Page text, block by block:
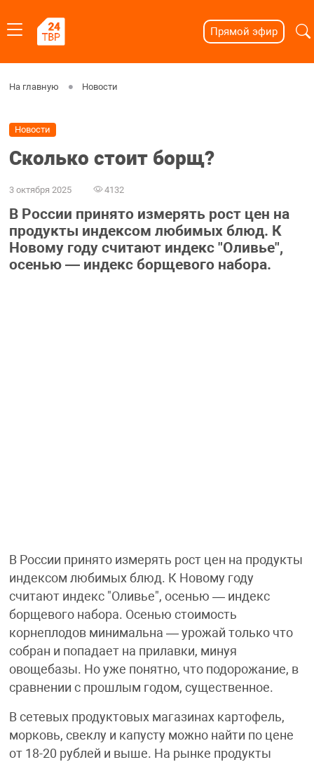
Прямой эфир
На главную Новости
Новости
Сколько стоит борщ?
3 октября 2025 4132
В России принято измерять рост цен на
продукты индексом любимых блюд. К
Новому году считают индекс "Оливье",
осенью — индекс борщевого набора.
В России принято измерять рост цен на продукты
индексом любимых блюд. К Новому году
считают индекс "Оливье", осенью — индекс
борщевого набора. Осенью стоимость
корнеплодов минимальна — урожай только что
собран и попадает на прилавки, минуя
овощебазы. Но уже понятно, что подорожание, в
сравнении с прошлым годом, существенное.
В сетевых продуктовых магазинах картофель,
морковь, свеклу и капусту можно найти по цене
от 18-20 рублей и выше. На рынке продукты